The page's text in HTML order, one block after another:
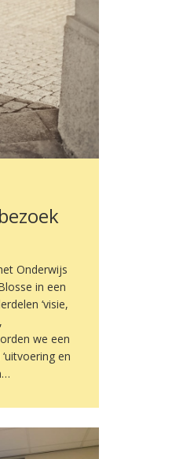
Onderwijs
in een
‘visie,
we een
en